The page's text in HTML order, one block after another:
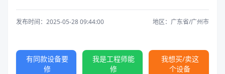
发布时间：2025-05-28 09:44:00 地区：广东省/广州市
有同款设备要
修
我是工程师能
修
我想买/卖这
个设备